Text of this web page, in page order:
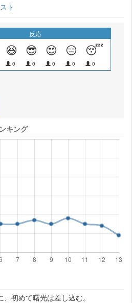
ト
反応
😆
0
😎
0
😍
0
😑
0
😴
0
キング
初めて曙光は差し込む。